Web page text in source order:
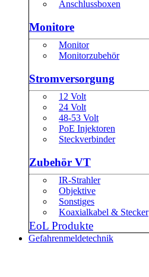
Anschlussboxen
Monitore
Monitor
Monitorzubehör
Stromversorgung
12 Volt
24 Volt
48-53 Volt
PoE Injektoren
Steckverbinder
Zubehör VT
IR-Strahler
Objektive
Sonstiges
Koaxialkabel & Stecker
EoL Produkte
Gefahrenmeldetechnik